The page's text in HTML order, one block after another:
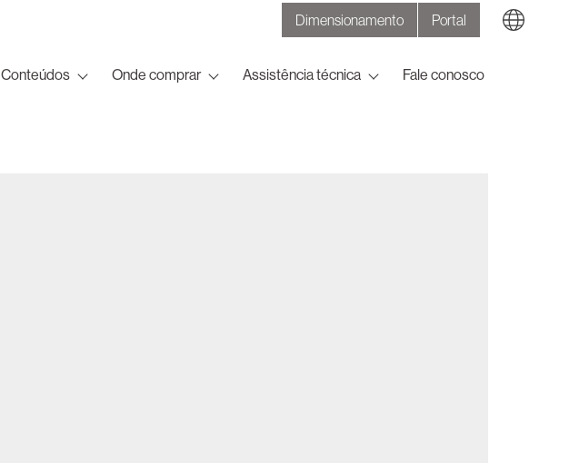
Dimensionamento Portal
Conteúdos Onde comprar Assistência técnica Fale conosco